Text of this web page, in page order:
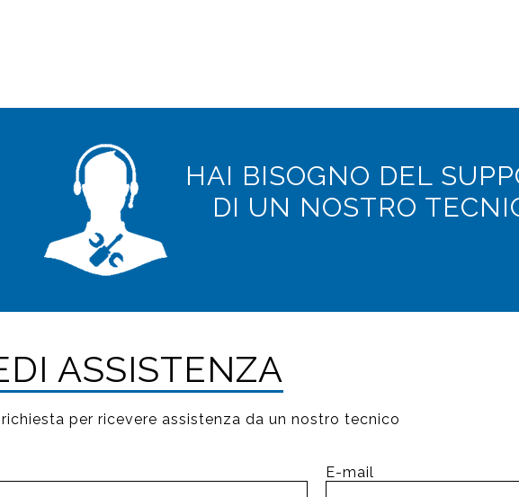
HAI BISOGNO DEL
DI UN NOSTRO
ASSISTENZA
per ricevere assistenza da un nostro tecnico
E-mail